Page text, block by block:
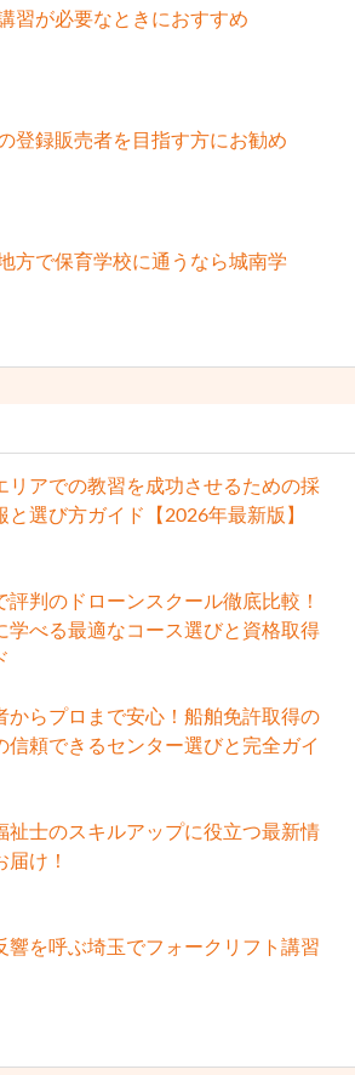
習が必要なときにおすすめ
登録販売者を目指す方にお勧め
方で保育学校に通うなら城南学
リアでの教習を成功させるための採
と選び方ガイド【2026年最新版】
評判のドローンスクール徹底比較！
学べる最適なコース選びと資格取得
からプロまで安心！船舶免許取得の
信頼できるセンター選びと完全ガイ
祉士のスキルアップに役立つ最新情
届け！
響を呼ぶ埼玉でフォークリフト講習